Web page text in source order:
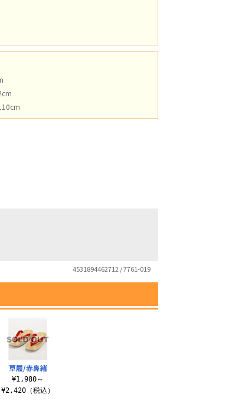
4531894462712 / 7761-019
草履/赤鼻緒
¥1,980～
¥2,420（税込）